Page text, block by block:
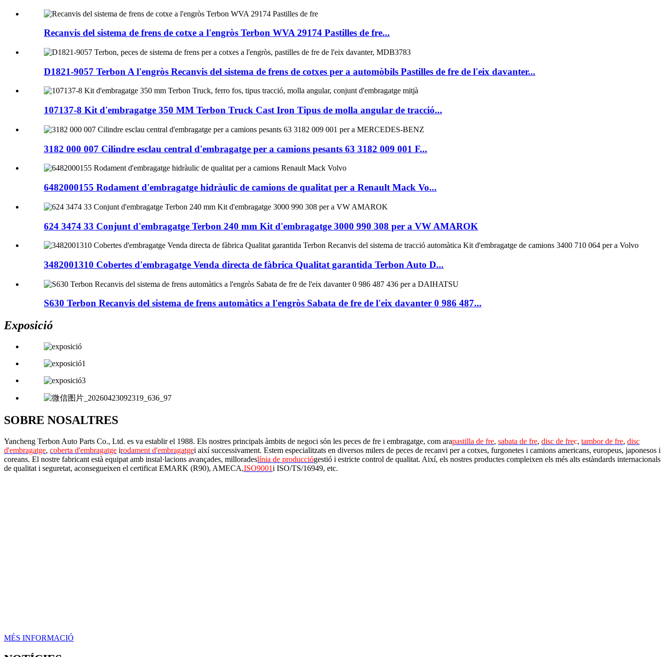
Recanvis del sistema de frens de cotxe a l'engròs Terbon WVA 29174 Pastilles de fre...
D1821-9057 Terbon A l'engròs Recanvis del sistema de frens de cotxes per a automòbils Pastilles de fre de l'eix davanter...
107137-8 Kit d'embragatge 350 MM Terbon Truck Cast Iron Tipus de molla angular de tracció...
3182 000 007 Cilindre esclau central d'embragatge per a camions pesants 63 3182 009 001 F...
6482000155 Rodament d'embragatge hidràulic de camions de qualitat per a Renault Mack Vo...
624 3474 33 Conjunt d'embragatge Terbon 240 mm Kit d'embragatge 3000 990 308 per a VW AMAROK
3482001310 Cobertes d'embragatge Venda directa de fàbrica Qualitat garantida Terbon Auto D...
S630 Terbon Recanvis del sistema de frens automàtics a l'engròs Sabata de fre de l'eix davanter 0 986 487...
Exposició
SOBRE NOSALTRES
Yancheng Terbon Auto Parts Co., Ltd. es va establir el 1988. Els nostres principals àmbits de negoci són les peces de fre i embragatge, com arapastilla de fre, sabata de fre, disc de frec, tambor de fre, disc
d'embragatge, coberta d'embragatge irodament d'embragatgei així successivament. Estem especialitzats en diversos milers de peces de recanvi per a cotxes, furgonetes i camions americans, europeus, japonesos i
coreans. El nostre fabricant està equipat amb instal·lacions avançades, milloradeslínia de producciógestió i estricte control de qualitat. Així, els nostres productes compleixen els més alts estàndards internacionals
de qualitat i seguretat, aconsegueixen el certificat EMARK (R90), AMECA,ISO9001i ISO/TS/16949, etc.
MÉS INFORMACIÓ